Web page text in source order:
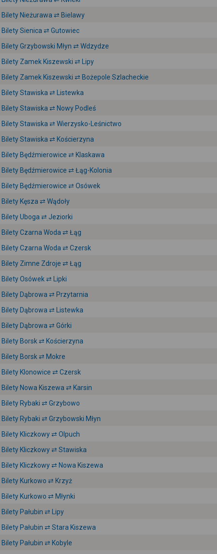
Bilety Nieżurawa ⇄ Bielawy
Bilety Sienica ⇄ Gutowiec
Bilety Grzybowski Młyn ⇄ Wdzydze
Bilety Zamek Kiszewski ⇄ Lipy
Bilety Zamek Kiszewski ⇄ Bożepole Szlacheckie
Bilety Stawiska ⇄ Listewka
Bilety Stawiska ⇄ Nowy Podleś
Bilety Stawiska ⇄ Wierzysko-Leśnictwo
Bilety Stawiska ⇄ Kościerzyna
Bilety Będźmierowice ⇄ Klaskawa
Bilety Będźmierowice ⇄ Łąg-Kolonia
Bilety Będźmierowice ⇄ Osówek
Bilety Kęsza ⇄ Wądoły
Bilety Uboga ⇄ Jeziorki
Bilety Czarna Woda ⇄ Łąg
Bilety Czarna Woda ⇄ Czersk
Bilety Zimne Zdroje ⇄ Łąg
Bilety Osówek ⇄ Lipki
Bilety Dąbrowa ⇄ Przytarnia
Bilety Dąbrowa ⇄ Listewka
Bilety Dąbrowa ⇄ Górki
Bilety Borsk ⇄ Kościerzyna
Bilety Borsk ⇄ Mokre
Bilety Klonowice ⇄ Czersk
Bilety Nowa Kiszewa ⇄ Karsin
Bilety Rybaki ⇄ Grzybowo
Bilety Rybaki ⇄ Grzybowski Młyn
Bilety Kliczkowy ⇄ Olpuch
Bilety Kliczkowy ⇄ Stawiska
Bilety Kliczkowy ⇄ Nowa Kiszewa
Bilety Kurkowo ⇄ Krzyż
Bilety Kurkowo ⇄ Młynki
Bilety Pałubin ⇄ Lipy
Bilety Pałubin ⇄ Stara Kiszewa
Bilety Pałubin ⇄ Kobyle